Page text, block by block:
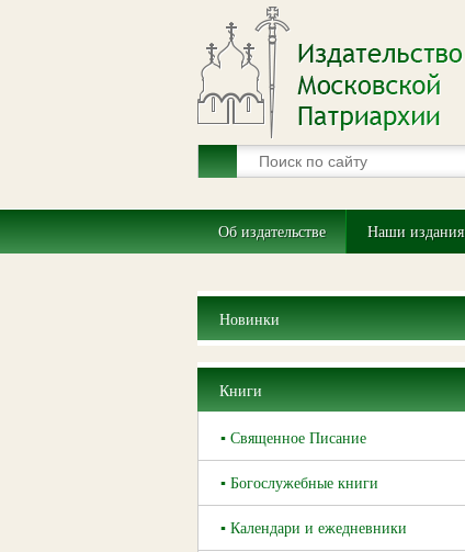
Об издательстве Наши издания
Новинки
Книги
▪ Священное Писание
▪ Богослужебные книги
▪ Календари и ежедневники